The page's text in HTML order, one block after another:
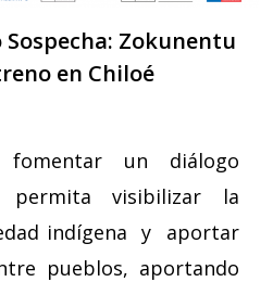
Zokunentu
en Chiloé
un diálogo
permita visibilizar la
indígena y aportar
pueblos, aportando